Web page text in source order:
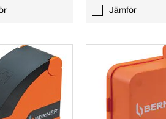
Jämför